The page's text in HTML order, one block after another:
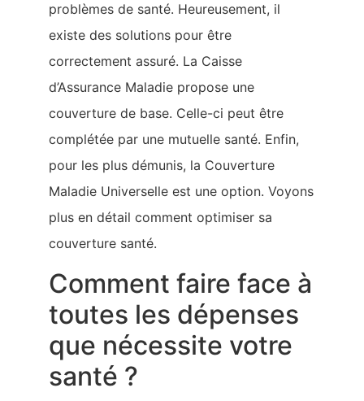
problèmes de santé. Heureusement, il
existe des solutions pour être
correctement assuré. La Caisse
d’Assurance Maladie propose une
couverture de base. Celle-ci peut être
complétée par une mutuelle santé. Enfin,
pour les plus démunis, la Couverture
Maladie Universelle est une option. Voyons
plus en détail comment optimiser sa
couverture santé.
Comment faire face à
toutes les dépenses
que nécessite votre
santé ?